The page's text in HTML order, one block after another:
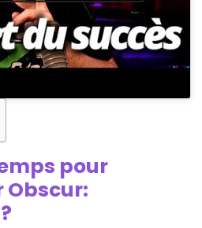
pour